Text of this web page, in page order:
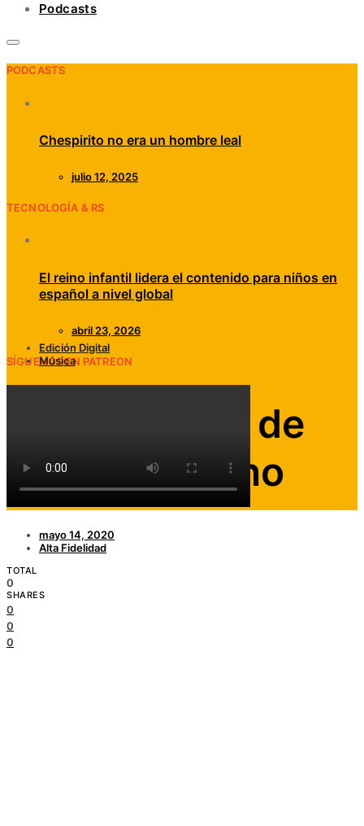
Podcasts
PODCASTS
Chespirito no era un hombre leal
julio 12, 2025
TECNOLOGÍA & RS
El reino infantil lidera el contenido para niños en
español a nivel global
abril 23, 2026
SÍGUENOS EN PATREON
Edición Digital
Música
El súper flow de
Natanael Cano
mayo 14, 2020
Alta Fidelidad
TOTAL
0
SHARES
0
0
0